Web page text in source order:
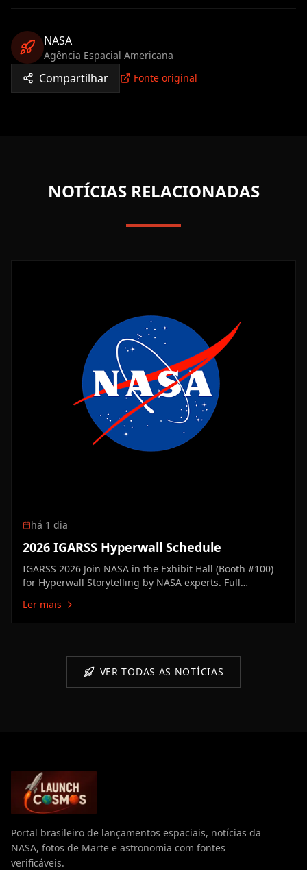
NASA
Agência Espacial Americana
Compartilhar Fonte original
NOTÍCIAS RELACIONADAS
há 1 dia
2026 IGARSS Hyperwall Schedule
IGARSS 2026 Join NASA in the Exhibit Hall (Booth #100)
for Hyperwall Storytelling by NASA experts. Full
Technology Enabling the Future of Earth ScienceMike
Ler mais
VER TODAS AS NOTÍCIAS
Portal brasileiro de lançamentos espaciais, notícias da
NASA, fotos de Marte e astronomia com fontes
verificáveis.